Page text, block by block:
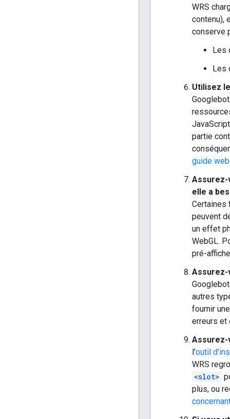
WRS
contenu),
conserve
Les
Les
Utilisez
partie
guide
Assurez-
elle a
Certaines
peuvent
un effet
WebGL.
pré-
Assurez-
autres
fournir
erreurs et
Assurez-
l'outil
WRS
<slot>
plus, ou